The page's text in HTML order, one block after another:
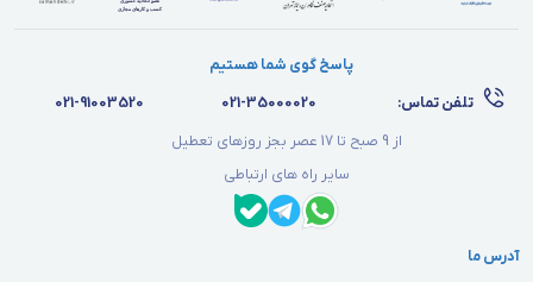
پاسخ گوی شما هستیم
تلفن تماس:
021-35000020
021-91003520
از 9 صبح تا 17 عصر بجز روزهای تعطیل
سایر راه های ارتباطی
آدرس ما